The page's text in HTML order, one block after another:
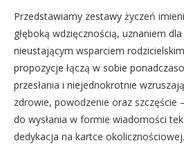
Przedstawiamy zestawy życzeń
głęboką wdzięcznością, uznaniem
nieustającym wsparciem
propozycje łączą w sobie
przesłania i niejednokrotnie
zdrowie, powodzenie oraz szczęście
do wysłania w formie wiadomości
dedykacja na kartce okolicznościowej.